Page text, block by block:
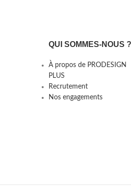
QUI SOMMES-NOUS ?
À propos de PRODESIGN
PLUS
Recrutement
Nos engagements